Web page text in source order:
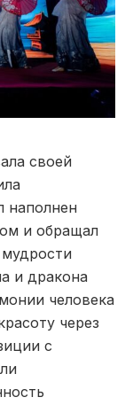
своей
и обращал
и дракона
человека
через
с